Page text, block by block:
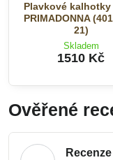
Plavkové
PRIMADONNA
21)
Skladem
1510 Kč
Ověřené